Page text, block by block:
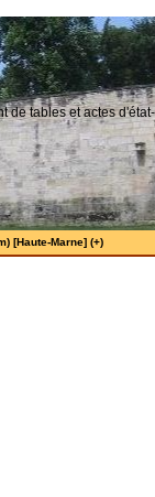
de tables et actes
[Haute-Marne] (+)